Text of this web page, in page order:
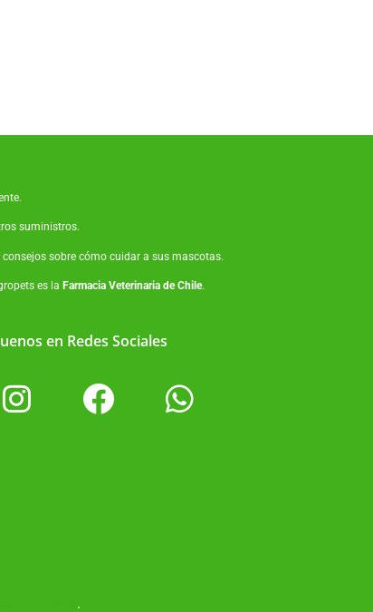
suministros.
sobre cómo cuidar a sus mascotas.
es la Farmacia Veterinaria de Chile.
en Redes Sociales
.